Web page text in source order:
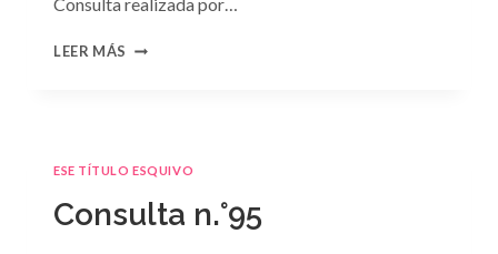
LEER MÁS CONSULTA
ESE TÍTULO ESQUIVO
Consulta n.°95